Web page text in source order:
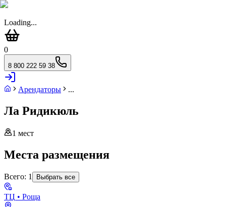
Loading...
0
8 800 222 59 38
Арендаторы ...
Ла Ридикюль
1 мест
Места размещения
Всего: 1 Выбрать все
ТЦ • Роща